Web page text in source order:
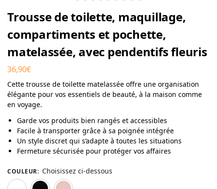
Trousse de toilette, maquillage,
compartiments et pochette,
matelassée, avec pendentifs fleuris
36,90€
Cette trousse de toilette matelassée offre une organisation
élégante pour vos essentiels de beauté, à la maison comme
en voyage.
Garde vos produits bien rangés et accessibles
Facile à transporter grâce à sa poignée intégrée
Un style discret qui s’adapte à toutes les situations
Fermeture sécurisée pour protéger vos affaires
COULEUR: Choisissez ci-dessous
Blanc